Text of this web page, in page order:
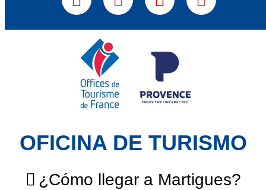
OFICINA DE TURISMO
¿Cómo llegar a Martigues?